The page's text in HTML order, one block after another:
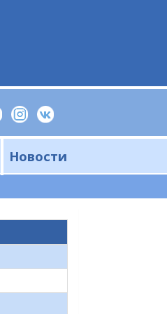
Новости